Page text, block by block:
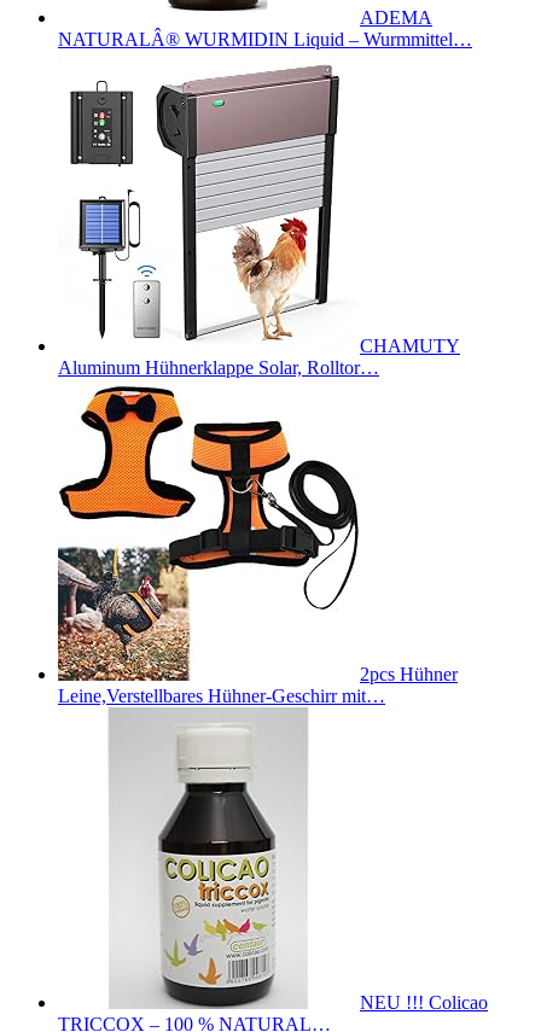
ADEMA
NATURALÂ® WURMIDIN Liquid – Wurmmittel…
CHAMUTY
Aluminum Hühnerklappe Solar, Rolltor…
2pcs Hühner
Leine,Verstellbares Hühner-Geschirr mit…
NEU !!! Colicao
TRICCOX – 100 % NATURAL…